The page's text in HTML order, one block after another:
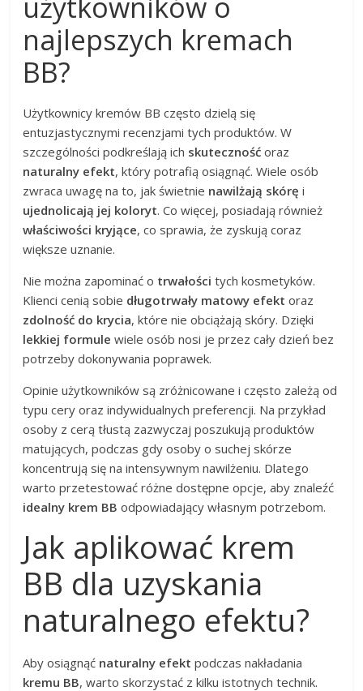
najlepszych kremach
BB?
Użytkownicy kremów BB często dzielą się
entuzjastycznymi recenzjami tych produktów. W
szczególności podkreślają ich skuteczność oraz
naturalny efekt, który potrafią osiągnąć. Wiele osób
zwraca uwagę na to, jak świetnie nawilżają skórę i
ujednolicają jej koloryt. Co więcej, posiadają również
właściwości kryjące, co sprawia, że zyskują coraz
większe uznanie.
Nie można zapominać o trwałości tych kosmetyków.
Klienci cenią sobie długotrwały matowy efekt oraz
zdolność do krycia, które nie obciążają skóry. Dzięki
lekkiej formule wiele osób nosi je przez cały dzień bez
potrzeby dokonywania poprawek.
Opinie użytkowników są zróżnicowane i często zależą od
typu cery oraz indywidualnych preferencji. Na przykład
osoby z cerą tłustą zazwyczaj poszukują produktów
matujących, podczas gdy osoby o suchej skórze
koncentrują się na intensywnym nawilżeniu. Dlatego
warto przetestować różne dostępne opcje, aby znaleźć
idealny krem BB odpowiadający własnym potrzebom.
Jak aplikować krem
BB dla uzyskania
naturalnego efektu?
Aby osiągnąć naturalny efekt podczas nakładania
kremu BB, warto skorzystać z kilku istotnych technik.